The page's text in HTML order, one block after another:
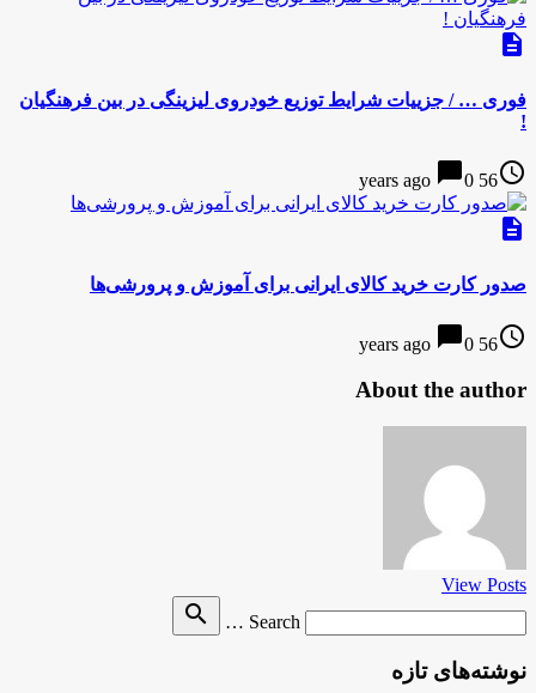
description
فوری … / جزییات شرایط توزیع خودروی لیزینگی در بین فرهنگیان
!
access_time
56 years ago
chat_bubble0
description
صدور کارت خرید کالای ایرانی برای آموزش و پرورشی‌ها
access_time
56 years ago
chat_bubble0
About the author
View Posts
Search …
search
نوشته‌های تازه